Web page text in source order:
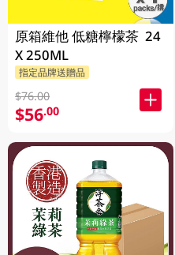
原箱維他 低糖檸檬茶 24
X 250ML
指定品牌送贈品
$76.00
$56.00